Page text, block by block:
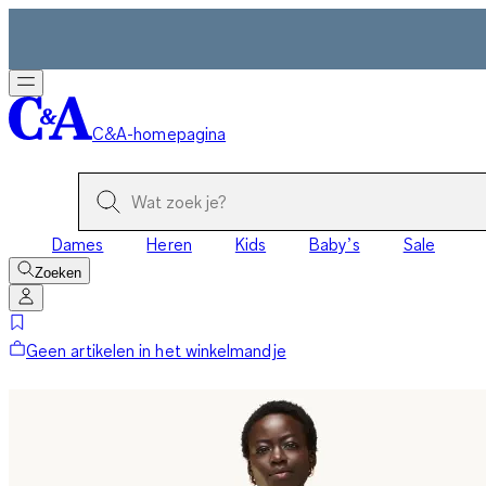
C&A-homepagina
Dames Heren Kids Baby’s Sale
Zoeken
Geen artikelen in het winkelmandje